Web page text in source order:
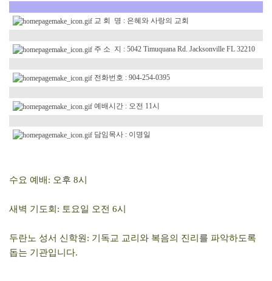
본문
교 회 명 : 은혜와 사랑의 교회
주 소 지 : 5042 Timuquana Rd. Jacksonville FL 32210
전화번호 : 904-254-0395
예배시간 : 오전 11시
담임목사 : 이명일
수요 예배: 오후 8시
새벽 기도회: 토요일 오전 6시
두란노 성서 신학원: 기독교 교리와 복음의 진리를 파악하도록
돕는 기관입니다.